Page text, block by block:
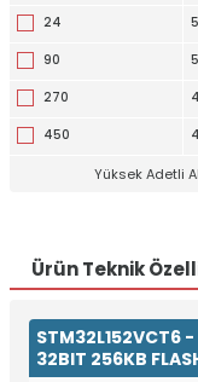
24
90
270
450
Yüksek Adetli
Ürün Teknik
STM32L152VCT6 -
32BIT 256KB